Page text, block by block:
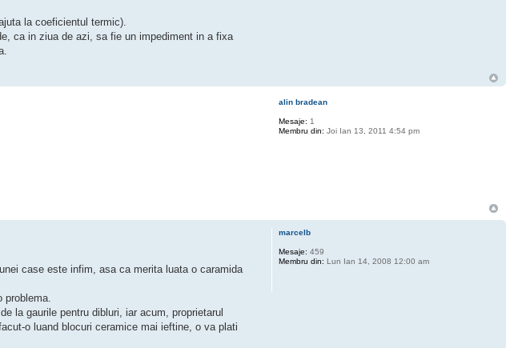
la coeficientul termic).
ca in ziua de azi, sa fie un impediment in a fixa
alin bradean
Mesaje: 1
Membru din: Joi Ian 13, 2011 4:54 pm
case este infim, asa ca merita luata o caramida
la gaurile pentru dibluri, iar acum, proprietarul
o luand blocuri ceramice mai ieftine, o va plati
marcelb
Mesaje: 459
Membru din: Lun Ian 14, 2008 12:00 am